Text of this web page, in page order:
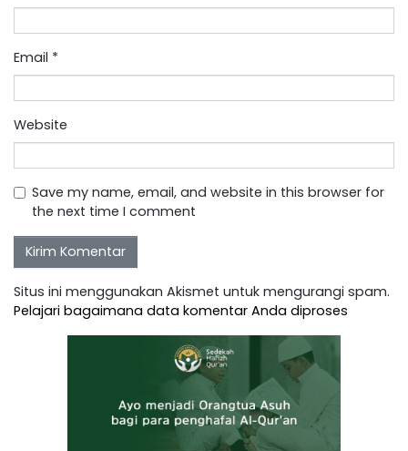
Email *
Website
Save my name, email, and website in this browser for
the next time I comment
Situs ini menggunakan Akismet untuk mengurangi spam.
Pelajari bagaimana data komentar Anda diproses